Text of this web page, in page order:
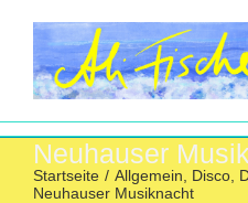
Inhalt
springen
Neuhauser
Startseite / Allgemein Disco
Neuhauser Musiknacht